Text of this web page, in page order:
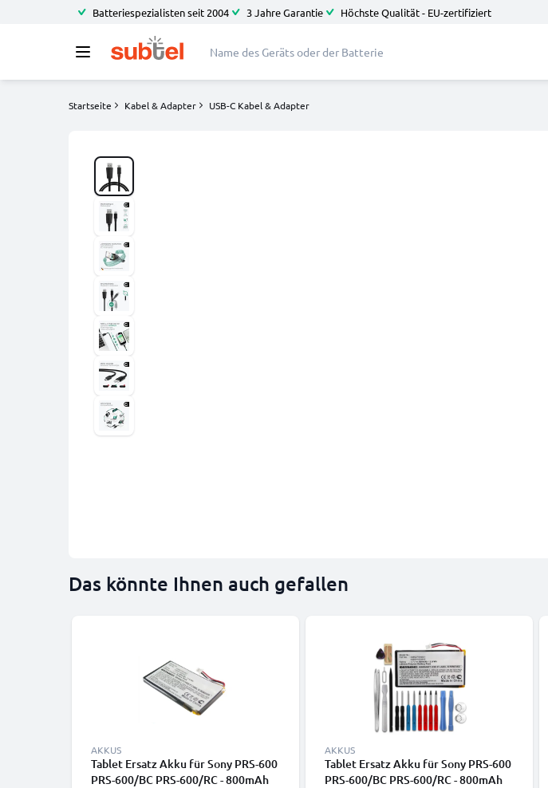
Batteriespezialisten seit 2004 3 Jahre Garantie Höchste Qualität - EU-zertifiziert
Startseite Kabel & Adapter USB-C Kabel & Adapter
Das könnte Ihnen auch gefallen
AKKUS
Tablet Ersatz Akku für Sony PRS-600
PRS-600/BC PRS-600/RC - 800mAh
AKKUS
Tablet Ersatz Akku für Sony PRS-600
PRS-600/BC PRS-600/RC - 800mAh